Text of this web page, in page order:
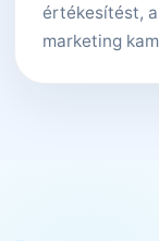
értékesítést,
marketing